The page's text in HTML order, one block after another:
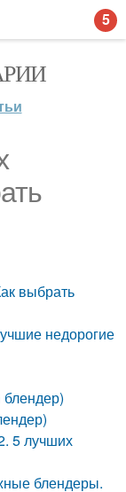
выбрать
недорогие
5 лучших
блендеры.
5